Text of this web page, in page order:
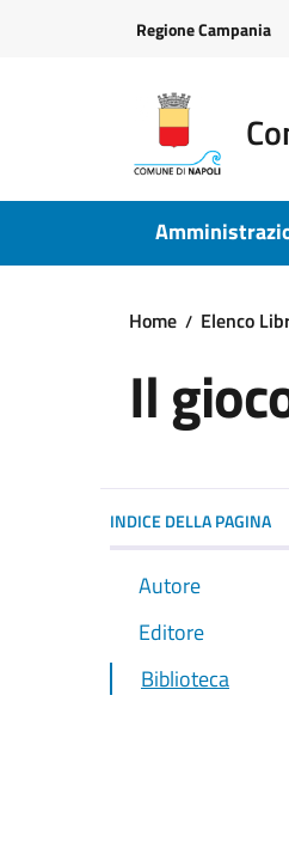
Regione Campania
Home Elenco
Il
INDICE DELLA PAGINA
Autore
Editore
Biblioteca